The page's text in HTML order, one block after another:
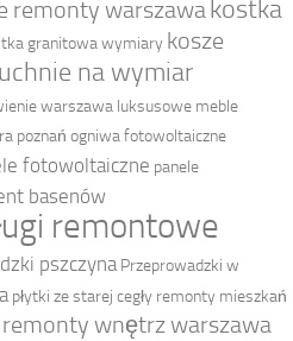
remonty warszawakostka
granitowa wymiary kosze
na wymiar
warszawa luksusowe meble
poznań ogniwa fotowoltaiczne
fotowoltaiczne panele
basenów
remontowe
pszczyna Przeprowadzki w
płytki ze starej cegły remonty mieszkań
remonty wnętrz warszawa